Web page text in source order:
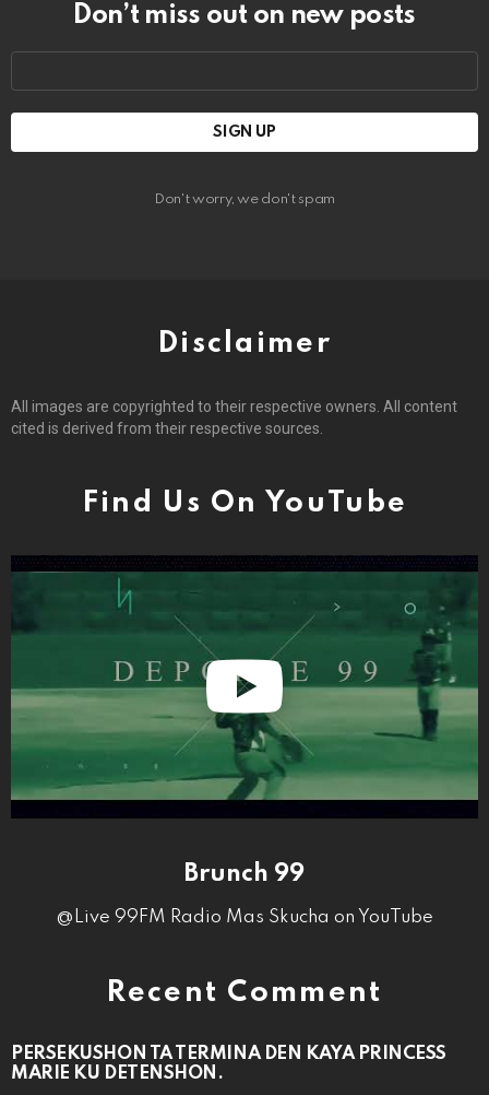
Don’t miss out on new posts
Don't worry, we don't spam
Disclaimer
All images are copyrighted to their respective owners. All content
cited is derived from their respective sources.
Find Us On YouTube
Brunch 99
@Live 99FM Radio Mas Skucha on YouTube
Recent Comment
PERSEKUSHON TA TERMINA DEN KAYA PRINCESS
MARIE KU DETENSHON.